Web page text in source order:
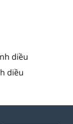
diều
diều